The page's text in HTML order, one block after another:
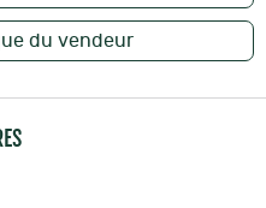
du vendeur